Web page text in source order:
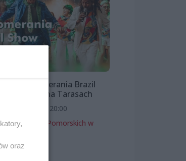
Bloco Pomerania Brazil
Show | Lato na Tarasach
7 sierpnia 2026, 20:00
Książąt Pomorskich w
Koncerty
oraz